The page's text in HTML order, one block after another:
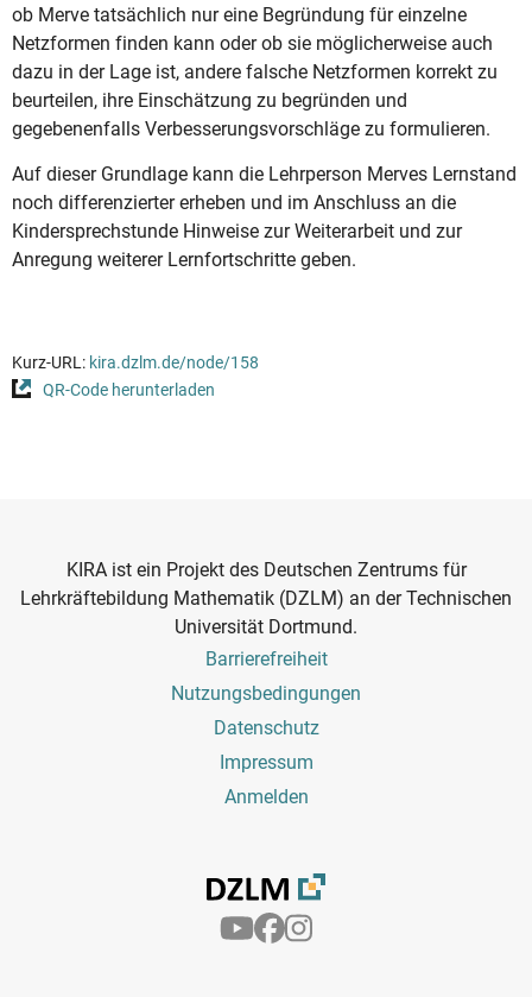
ob Merve tatsächlich nur eine Begründung für einzelne
Netzformen finden kann oder ob sie möglicherweise auch
dazu in der Lage ist, andere falsche Netzformen korrekt zu
beurteilen, ihre Einschätzung zu begründen und
gegebenenfalls Verbesserungsvorschläge zu formulieren.
Auf dieser Grundlage kann die Lehrperson Merves Lernstand
noch differenzierter erheben und im Anschluss an die
Kindersprechstunde Hinweise zur Weiterarbeit und zur
Anregung weiterer Lernfortschritte geben.
Kurz-URL: kira.dzlm.de/node/158
QR-Code herunterladen
KIRA ist ein Projekt des Deutschen Zentrums für
Lehrkräftebildung Mathematik (DZLM) an der Technischen
Universität Dortmund.
Barrierefreiheit
Nutzungsbedingungen
Datenschutz
Impressum
Anmelden